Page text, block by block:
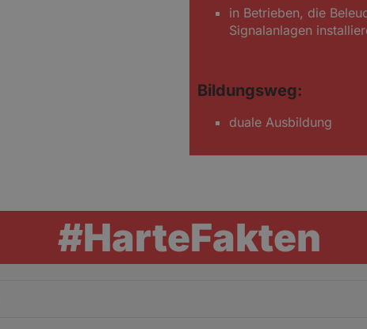
in Betrieben, die
Signalanlagen
Bildungsweg:
duale Ausbildung
#HarteFakten